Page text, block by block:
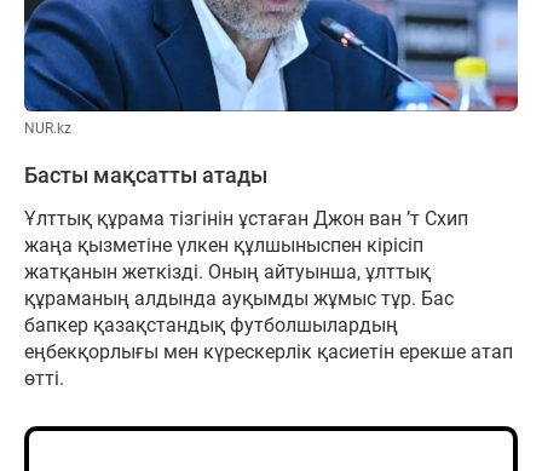
NUR.kz
Басты мақсатты атады
Ұлттық құрама тізгінін ұстаған Джон ван ’т Схип
жаңа қызметіне үлкен құлшыныспен кірісіп
жатқанын жеткізді. Оның айтуынша, ұлттық
құраманың алдында ауқымды жұмыс тұр. Бас
бапкер қазақстандық футболшылардың
еңбекқорлығы мен күрескерлік қасиетін ерекше атап
өтті.